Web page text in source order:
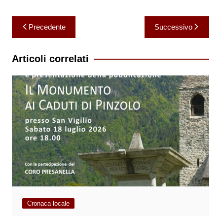
Navigazione
articoli
Precedente Successivo
Articoli correlati
Cronaca locale